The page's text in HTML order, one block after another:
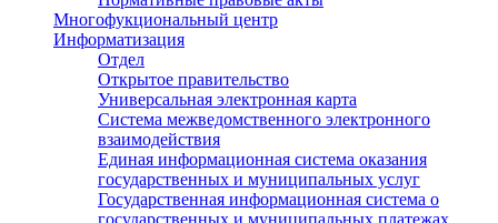
Многофукциональный центр
Информатизация
Отдел
Открытое правительство
Универсальная электронная карта
Система межведомственного электронного
взаимодействия
Единая информационная система оказания
государственных и муниципальных услуг
Государственная информационная система о
государственных и муниципальных платежах